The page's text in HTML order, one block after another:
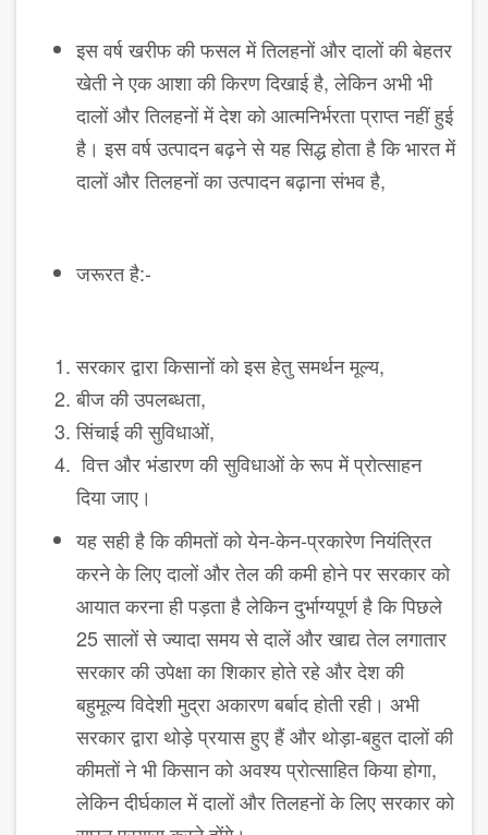
इस वर्ष खरीफ की फसल में तिलहनों और दालों की बेहतर
खेती ने एक आशा की किरण दिखाई है, लेकिन अभी भी
दालों और तिलहनों में देश को आत्मनिर्भरता प्राप्त नहीं हुई
है। इस वर्ष उत्पादन बढ़ने से यह सिद्ध होता है कि भारत में
दालों और तिलहनों का उत्पादन बढ़ाना संभव है,
जरूरत है:-
सरकार द्वारा किसानों को इस हेतु समर्थन मूल्य,
बीज की उपलब्धता,
सिंचाई की सुविधाओं,
वित्त और भंडारण की सुविधाओं के रूप में प्रोत्साहन
दिया जाए।
यह सही है कि कीमतों को येन-केन-प्रकारेण नियंत्रित
करने के लिए दालों और तेल की कमी होने पर सरकार को
आयात करना ही पड़ता है लेकिन दुर्भाग्यपूर्ण है कि पिछले
25 सालों से ज्यादा समय से दालें और खाद्य तेल लगातार
सरकार की उपेक्षा का शिकार होते रहे और देश की
बहुमूल्य विदेशी मुद्रा अकारण बर्बाद होती रही। अभी
सरकार द्वारा थोड़े प्रयास हुए हैं और थोड़ा-बहुत दालों की
कीमतों ने भी किसान को अवश्य प्रोत्साहित किया होगा,
लेकिन दीर्घकाल में दालों और तिलहनों के लिए सरकार को